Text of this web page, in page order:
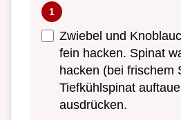
Zwiebel und
fein hacken. Spinat
hacken (bei frischem
Tiefkühlspinat
ausdrücken.